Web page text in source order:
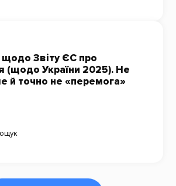
щодо Звіту ЄС про
(щодо України 2025). Не
й точно не «перемога»